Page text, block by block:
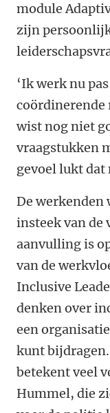
module
zijn
‘Ik werk nu
coördinerende
wist nog niet
vraagstukken
gevoel lukt dat
De werkenden
insteek van de
aanvulling is
van de
Inclusive
denken over
een
kunt bijdragen.
betekent veel
Hummel, die